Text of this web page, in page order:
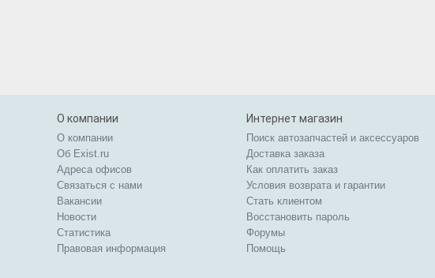
О компании
О компании
Об Exist.ru
Адреса офисов
Связаться с нами
Вакансии
Новости
Статистика
Правовая информация
Интернет магазин
Поиск автозапчастей и аксессуаров
Доставка заказа
Как оплатить заказ
Условия возврата и гарантии
Стать клиентом
Восстановить пароль
Форумы
Помощь